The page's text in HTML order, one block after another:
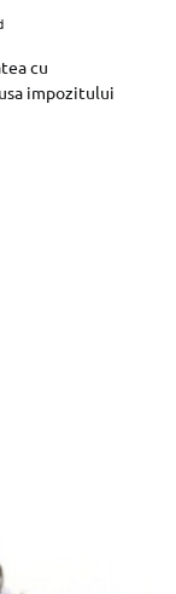
cu
impozitului